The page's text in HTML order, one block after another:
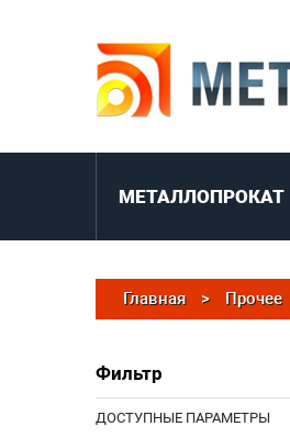
МЕТАЛЛОПРОКАТ
Главная > Прочее
Фильтр
ДОСТУПНЫЕ ПАРАМЕТРЫ